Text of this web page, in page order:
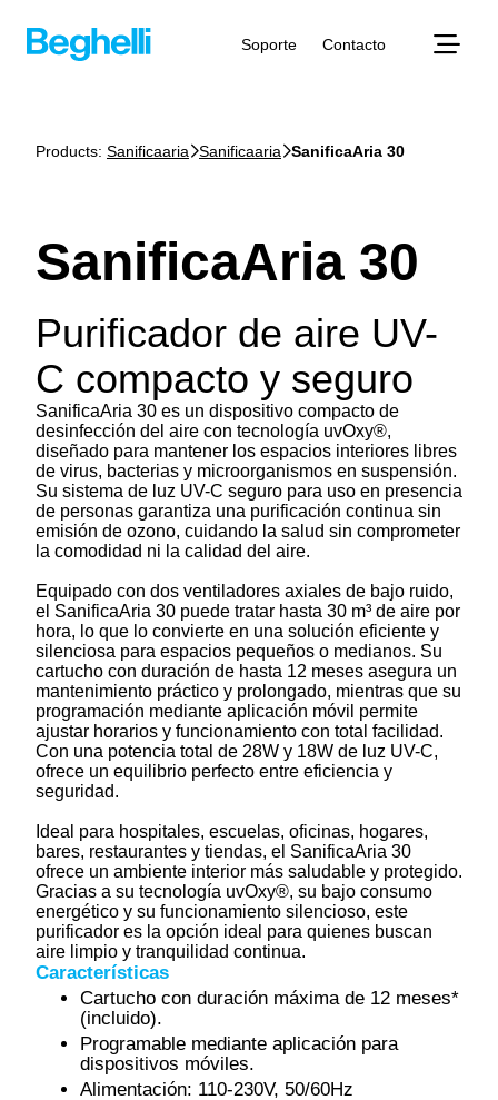
Soporte Contacto
Products: Sanificaaria Sanificaaria SanificaAria 30
SanificaAria 30
Purificador de aire UV-
C compacto y seguro
SanificaAria 30 es un dispositivo compacto de
desinfección del aire con tecnología uvOxy®,
diseñado para mantener los espacios interiores libres
de virus, bacterias y microorganismos en suspensión.
Su sistema de luz UV-C seguro para uso en presencia
de personas garantiza una purificación continua sin
emisión de ozono, cuidando la salud sin comprometer
la comodidad ni la calidad del aire.
Equipado con dos ventiladores axiales de bajo ruido,
el SanificaAria 30 puede tratar hasta 30 m³ de aire por
hora, lo que lo convierte en una solución eficiente y
silenciosa para espacios pequeños o medianos. Su
cartucho con duración de hasta 12 meses asegura un
mantenimiento práctico y prolongado, mientras que su
programación mediante aplicación móvil permite
ajustar horarios y funcionamiento con total facilidad.
Con una potencia total de 28W y 18W de luz UV-C,
ofrece un equilibrio perfecto entre eficiencia y
seguridad.
Ideal para hospitales, escuelas, oficinas, hogares,
bares, restaurantes y tiendas, el SanificaAria 30
ofrece un ambiente interior más saludable y protegido.
Gracias a su tecnología uvOxy®, su bajo consumo
energético y su funcionamiento silencioso, este
purificador es la opción ideal para quienes buscan
aire limpio y tranquilidad continua.
Características
Cartucho con duración máxima de 12 meses*
(incluido).
Programable mediante aplicación para
dispositivos móviles.
Alimentación: 110-230V, 50/60Hz